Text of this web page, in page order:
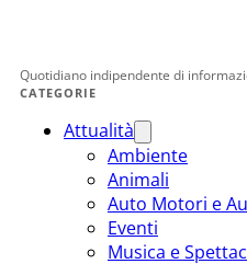
Quotidiano indipendente di
CATEGORIE
Attualità
Ambiente
Animali
Auto Motori e
Eventi
Musica e